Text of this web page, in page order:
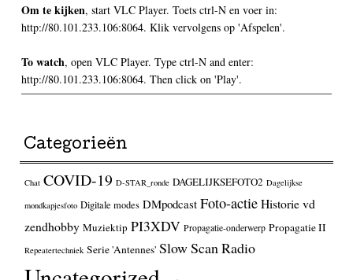
Om te kijken, start VLC Player. Toets ctrl-N en voer in:
http://80.101.233.106:8064. Klik vervolgens op 'Afspelen'.
To watch, open VLC Player. Type ctrl-N and enter:
http://80.101.233.106:8064. Then click on 'Play'.
Categorieën
Chat COVID-19 D-STAR_ronde DAGELIJKSEFOTO2 Dagelijkse
mondkapjesfoto Digitale modes DMpodcast Foto-actieHistorie vd
zendhobby Muziektip PI3XDV Propagatie-onderwerp Propagatie II
Repeatertechniek Serie 'Antennes' Slow Scan Radio